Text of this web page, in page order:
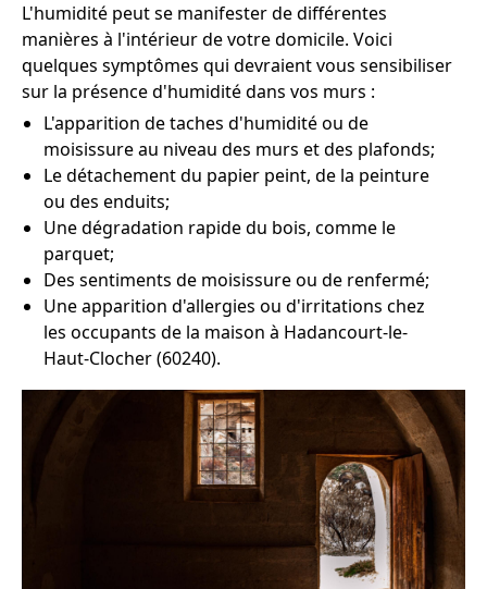
L'humidité peut se manifester de différentes
manières à l'intérieur de votre domicile. Voici
quelques symptômes qui devraient vous sensibiliser
sur la présence d'humidité dans vos murs :
L'apparition de taches d'humidité ou de
moisissure au niveau des murs et des plafonds;
Le détachement du papier peint, de la peinture
ou des enduits;
Une dégradation rapide du bois, comme le
parquet;
Des sentiments de moisissure ou de renfermé;
Une apparition d'allergies ou d'irritations chez
les occupants de la maison à Hadancourt-le-
Haut-Clocher (60240).